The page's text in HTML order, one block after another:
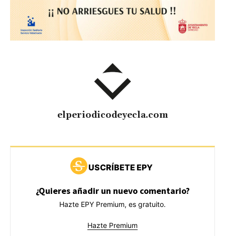
elperiodicodeyecla.com
USCRÍBETE EPY
¿Quieres añadir un nuevo comentario?
Hazte EPY Premium, es gratuito.
Hazte Premium